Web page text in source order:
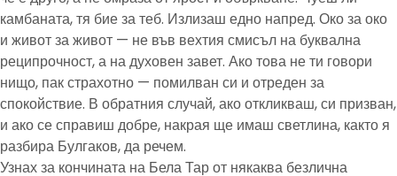
камбаната, тя бие за теб. Излизаш едно напред. Око за око
и живот за живот — не във вехтия смисъл на буквална
реципрочност, а на духовен завет. Ако това не ти говори
нищо, пак страхотно — помилван си и отреден за
спокойствие. В обратния случай, ако откликваш, си призван,
и ако се справиш добре, накрая ще имаш светлина, както я
разбира Булгаков, да речем.
Узнах за кончината на Бела Тар от някаква безлична